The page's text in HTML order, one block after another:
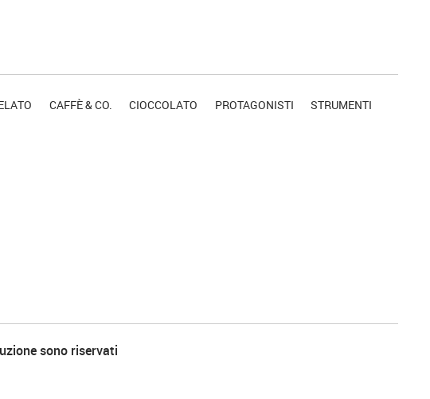
CAFFÈ & CO. CIOCCOLATO PROTAGONISTI STRUMENTI
sono riservati